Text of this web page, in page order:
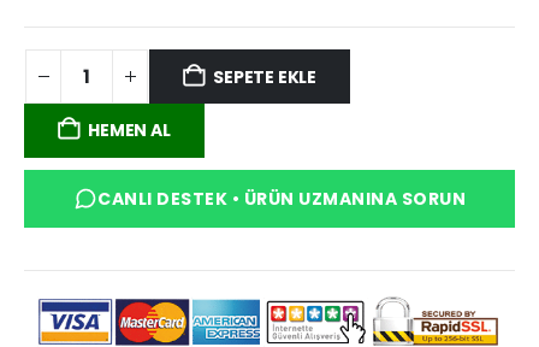
SEPETE EKLE
HEMEN AL
CANLI DESTEK • ÜRÜN UZMANINA SORUN